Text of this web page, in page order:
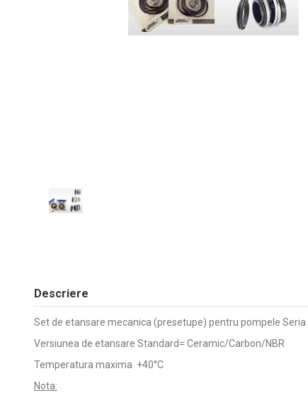
Descriere
Set de etansare mecanica (presetupe) pentru pompele Seria
Versiunea de etansare Standard= Ceramic/Carbon/NBR
Temperatura maxima +40°C
Nota: